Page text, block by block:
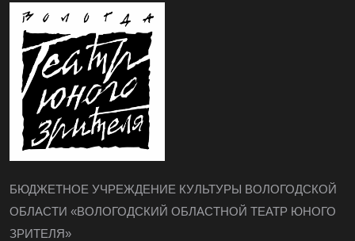
БЮДЖЕТНОЕ УЧРЕЖДЕНИЕ КУЛЬТУРЫ ВОЛОГОДСКОЙ
ОБЛАСТИ «ВОЛОГОДСКИЙ ОБЛАСТНОЙ ТЕАТР ЮНОГО
ЗРИТЕЛЯ»